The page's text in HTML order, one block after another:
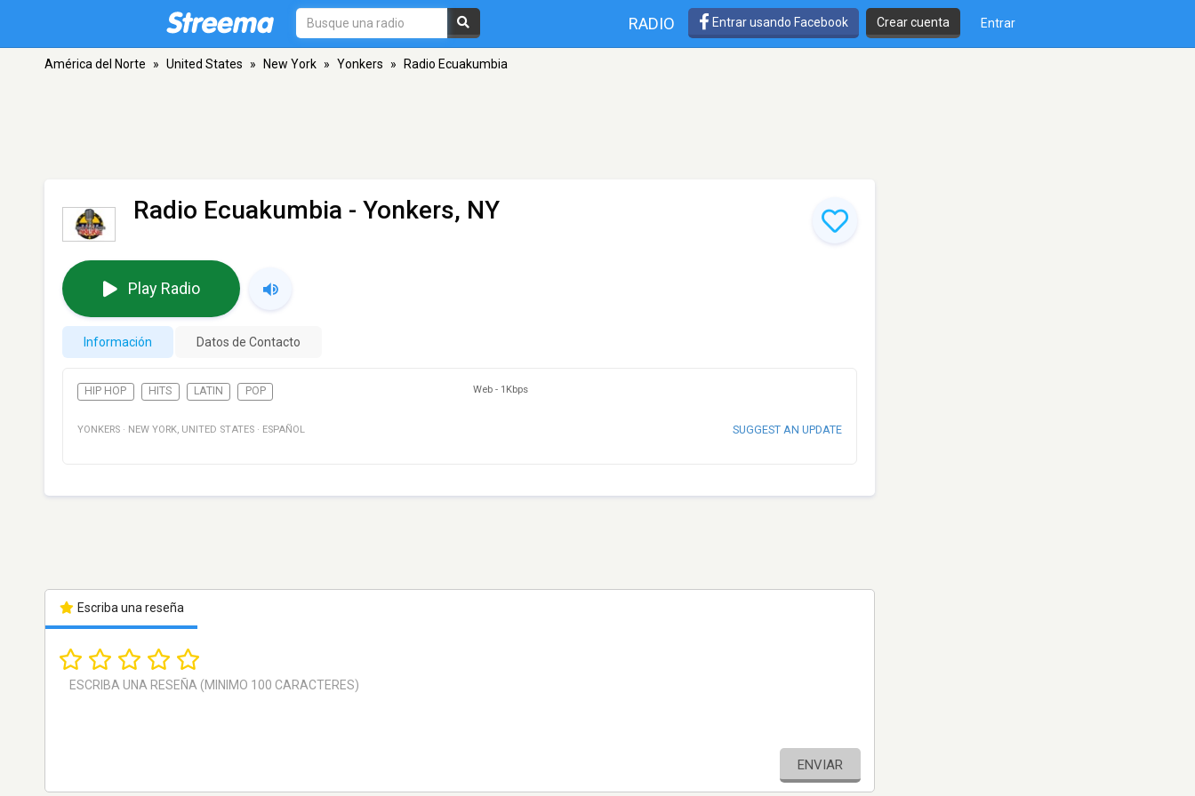
RADIO Entrar usando Facebook Crear cuenta Entrar
América del Norte » United States » New York » Yonkers » Radio Ecuakumbia
Radio Ecuakumbia - Yonkers, NY
Play Radio
Información Datos de Contacto
HIP HOP HITS LATIN POP Web - 1Kbps
YONKERS · NEW YORK, UNITED STATES · ESPAÑOL SUGGEST AN UPDATE
Escriba una reseña
ENVIAR